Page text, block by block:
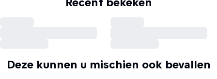
Deze kunnen u mischien ook bevallen